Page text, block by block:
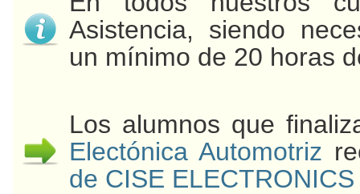
Asistencia, siendo
un mínimo de 20 horas
Los alumnos que
Electónica Automotriz
de CISE ELECTRONICS